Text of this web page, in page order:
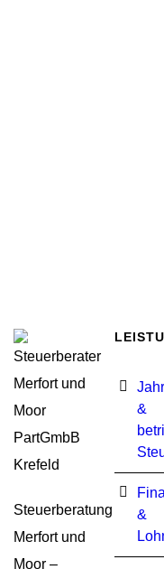
Steuerberatung
Merfort und
Moor –
&
&